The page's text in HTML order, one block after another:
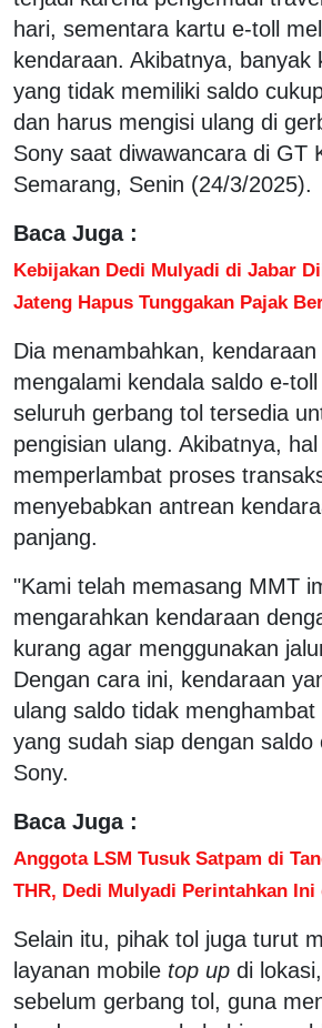
hari, sementara kartu e-toll
kendaraan. Akibatnya, banyak
yang tidak memiliki saldo
dan harus mengisi ulang di
Sony saat diwawancara di GT
Semarang, Senin (24/3/2025).
Baca Juga :
Kebijakan Dedi Mulyadi di Jabar
Jateng Hapus Tunggakan Pajak
Dia menambahkan,
mengalami kendala saldo e-
seluruh gerbang tol tersedia
pengisian ulang. Akibatnya, hal
memperlambat proses
menyebabkan antrean
panjang.
"Kami telah memasang MMT
mengarahkan kendaraan
kurang agar menggunakan
Dengan cara ini, kendaraan
ulang saldo tidak
yang sudah siap dengan saldo
Sony.
Baca Juga :
Anggota LSM Tusuk Satpam di
THR, Dedi Mulyadi Perintahkan Ini
Selain itu, pihak tol juga turut
layanan mobile top up di
sebelum gerbang tol, guna